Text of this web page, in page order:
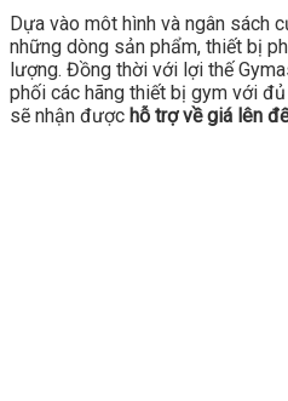
Dựa vào môt hình và ngân sách
những dòng sản phẩm, thiết bị
lượng. Đồng thời với lợi thế
phối các hãng thiết bị gym với
sẽ nhận được hỗ trợ về giá lên